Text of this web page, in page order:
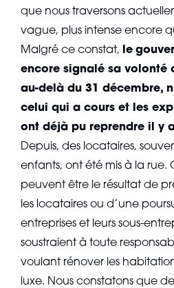
que nous traversons
vague, plus intense encore
Malgré ce constat,
le
encore signalé sa volonté
au-delà du 31 décembre,
celui qui a cours et les
ont déjà pu reprendre il y
Depuis, des locataires,
enfants, ont été mis à la rue.
peuvent être le résultat de
les locataires ou d’une
entreprises et leurs sous-
soustraient à toute
voulant rénover les
luxe. Nous constatons que